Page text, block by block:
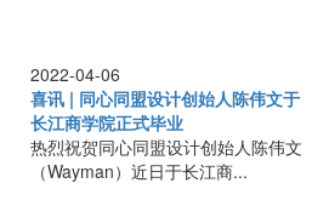
2022-04-06
喜讯 | 同心同盟设计创始人陈伟文于
长江商学院正式毕业
热烈祝贺同心同盟设计创始人陈伟文
（Wayman）近日于长江商...